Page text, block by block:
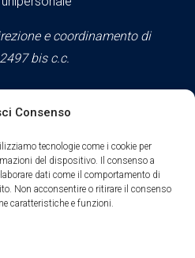
Consenso
tecnologie come i cookie per
del dispositivo. Il consenso a
dati come il comportamento di
Non acconsentire o ritirare il consenso
caratteristiche e funzioni.
e coordinamento di
bis c.c.